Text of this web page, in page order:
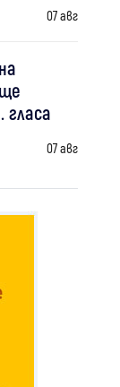
07 авг
гласа
07 авг